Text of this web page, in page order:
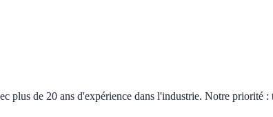
plus de 20 ans d'expérience dans l'industrie. Notre